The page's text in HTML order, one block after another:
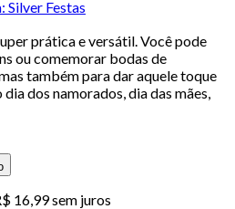
Silver Festas
prática e versátil. Você pode
ou comemorar bodas de
também para dar aquele toque
dos namorados, dia das mães,
16,99sem juros